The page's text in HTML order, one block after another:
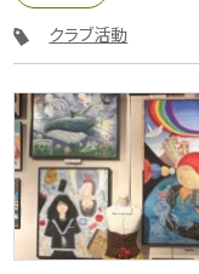
クラブ活動